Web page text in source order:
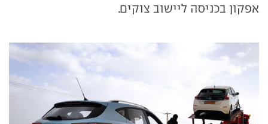
אפקון בכניסה ליישוב צוקים.